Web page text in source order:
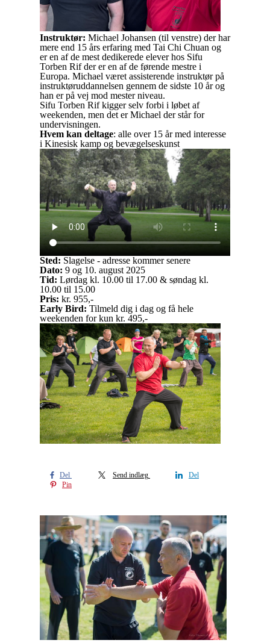
Instruktør: Michael Johansen (til venstre) der har
mere end 15 års erfaring med Tai Chi Chuan og
er en af de mest dedikerede elever hos Sifu
Torben Rif der er en af de førende mestre i
Europa. Michael været assisterende instruktør på
instruktøruddannelsen gennem de sidste 10 år og
han er på vej mod mester niveau.
Sifu Torben Rif kigger selv forbi i løbet af
weekenden, men det er Michael der står for
undervisningen.
Hvem kan deltage: alle over 15 år med interesse
i Kinesisk kamp og bevægelseskunst
Sted: Slagelse - adresse kommer senere
Dato: 9 og 10. august 2025
Tid: Lørdag kl. 10.00 til 17.00 & søndag kl.
10.00 til 15.00
Pris: kr. 955,-
Early Bird: Tilmeld dig i dag og få hele
weekenden for kun kr. 495,-
Del Send indlæg
Del
Pin